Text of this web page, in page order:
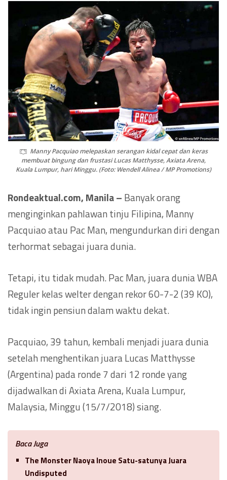
Manny Pacquiao melepaskan serangan kidal cepat dan keras
membuat bingung dan frustasi Lucas Matthysse, Axiata Arena,
Kuala Lumpur, hari Minggu. (Foto: Wendell Alinea / MP Promotions)
Rondeaktual.com, Manila – Banyak orang
menginginkan pahlawan tinju Filipina, Manny
Pacquiao atau Pac Man, mengundurkan diri dengan
terhormat sebagai juara dunia.
Tetapi, itu tidak mudah. Pac Man, juara dunia WBA
Reguler kelas welter dengan rekor 60-7-2 (39 KO),
tidak ingin pensiun dalam waktu dekat.
Pacquiao, 39 tahun, kembali menjadi juara dunia
setelah menghentikan juara Lucas Matthysse
(Argentina) pada ronde 7 dari 12 ronde yang
dijadwalkan di Axiata Arena, Kuala Lumpur,
Malaysia, Minggu (15/7/2018) siang.
Baca Juga
The Monster Naoya Inoue Satu-satunya Juara
Undisputed